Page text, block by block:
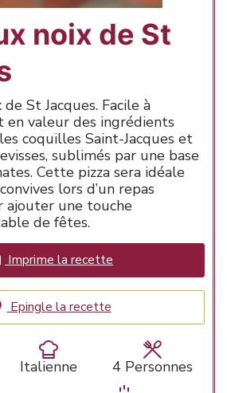
noix de St
de St Jacques. Facile à
en valeur des ingrédients
coquilles Saint-Jacques et
sublimés par une base
Cette pizza sera idéale
lors d’un repas
ajouter une touche
de fêtes.
Imprime la recette
Epingle la recette
Italienne 4 Personnes